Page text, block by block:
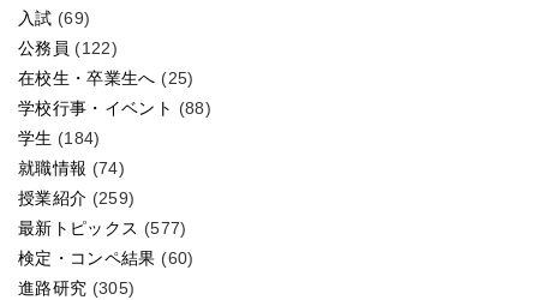
入試 (69)
公務員 (122)
在校生・卒業生へ (25)
学校行事・イベント (88)
学生 (184)
就職情報 (74)
授業紹介 (259)
最新トピックス (577)
検定・コンペ結果 (60)
進路研究 (305)